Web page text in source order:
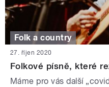
Folk a country
27. říjen 2020
Folkové písně, které
Máme pro vás další